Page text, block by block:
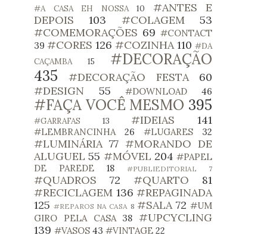
#A CASA EH NOSSA 10
#ANTES E
DEPOIS
103 #COLAGEM
53
#COMEMORAÇÕES 69 #CONTACT
39 #CORES 126 #COZINHA 110 #DA
CAÇAMBA
15
#DECORAÇÃO
435
#DECORAÇÃO FESTA
60
#DESIGN
55 #DOWNLOAD 46
#FAÇA VOCÊ MESMO 395
#GARRAFAS 13 #IDEIAS 141
#LEMBRANCINHA 26 #LUGARES 32
#LUMINÁRIA 77 #MORANDO DE
ALUGUEL 55 #MÓVEL 204 #PAPEL
DE PAREDE
18 #PUBLIEDITORIAL 7
#QUADROS 72 #QUARTO
81
#RECICLAGEM 136 #REPAGINADA
125 #REPAROS NA CASA 8 #SALA 72 #UM
GIRO PELA CASA
38 #UPCYCLING
139 #VASOS 43 #VINTAGE 22